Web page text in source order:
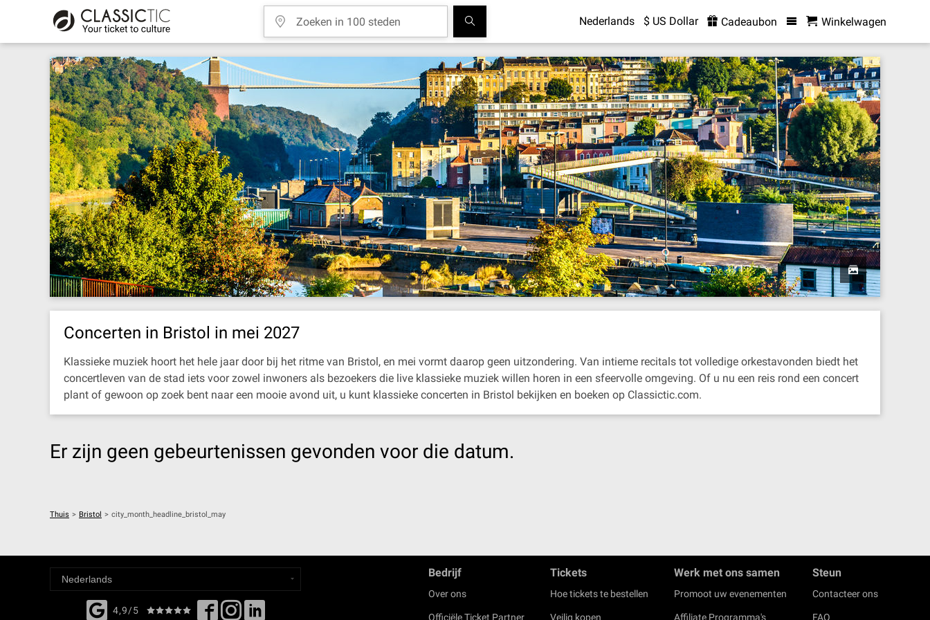
Nederlands $ US Dollar Cadeaubon Winkelwagen
Concerten in Bristol in mei 2027
Klassieke muziek hoort het hele jaar door bij het ritme van Bristol, en mei vormt daarop geen uitzondering. Van intieme recitals tot volledige orkestavonden biedt het
concertleven van de stad iets voor zowel inwoners als bezoekers die live klassieke muziek willen horen in een sfeervolle omgeving. Of u nu een reis rond een concert
plant of gewoon op zoek bent naar een mooie avond uit, u kunt klassieke concerten in Bristol bekijken en boeken op Classictic.com.
Er zijn geen gebeurtenissen gevonden voor die datum.
Thuis > Bristol > city_month_headline_bristol_may
4,9/5
Bedrijf
Over ons
Officiële Ticket Partner
Tickets
Hoe tickets te bestellen
Veilig kopen
Werk met ons samen
Promoot uw evenementen
Affiliate Programma's
Steun
Contacteer ons
FAQ